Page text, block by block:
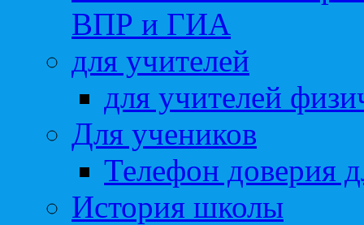
ВПР и ГИА
для учителей
для учителей
Для учеников
Телефон доверия
История школы